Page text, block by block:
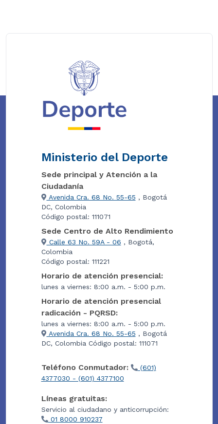
Ministerio del Deporte
Sede principal y Atención a la
Ciudadanía
Avenida Cra. 68 No. 55-65 , Bogotá
DC, Colombia
Código postal: 111071
Sede Centro de Alto Rendimiento
Calle 63 No. 59A - 06 , Bogotá,
Colombia
Código postal: 111221
Horario de atención presencial:
lunes a viernes: 8:00 a.m. - 5:00 p.m.
Horario de atención presencial
radicación - PQRSD:
lunes a viernes: 8:00 a.m. - 5:00 p.m.
Avenida Cra. 68 No. 55-65 , Bogotá
DC, Colombia Código postal: 111071
Teléfono Conmutador:
(601)
4377030 - (601) 4377100
Líneas gratuitas:
Servicio al ciudadano y anticorrupción:
01 8000 910237